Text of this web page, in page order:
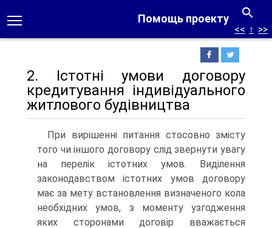
Помощь проекту
<< ↑ >>
2. Істотні умови договору
кредитування індивідуального
житлового будівництва
При вирішенні питання стосовно змісту
того чи іншого договору слід звернути увагу
на перелік істотних умов. Виділення
законодавством істотних умов договору
має за мету встановлення визначеного кола
необхідних умов, з моменту узгодження
яких сторонами договір вважається